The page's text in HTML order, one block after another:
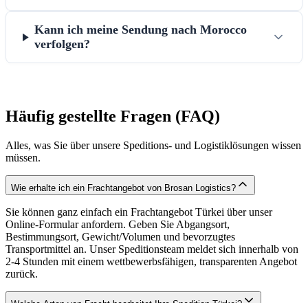
Kann ich meine Sendung nach Morocco
verfolgen?
Häufig gestellte Fragen (FAQ)
Alles, was Sie über unsere Speditions- und Logistiklösungen wissen
müssen.
Wie erhalte ich ein Frachtangebot von Brosan Logistics?
Sie können ganz einfach ein Frachtangebot Türkei über unser
Online-Formular anfordern. Geben Sie Abgangsort,
Bestimmungsort, Gewicht/Volumen und bevorzugtes
Transportmittel an. Unser Speditionsteam meldet sich innerhalb von
2-4 Stunden mit einem wettbewerbsfähigen, transparenten Angebot
zurück.